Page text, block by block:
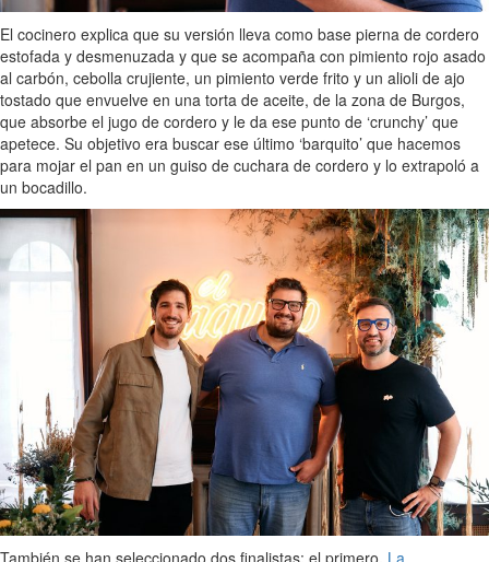
El cocinero explica que su versión lleva como base pierna de cordero
estofada y desmenuzada y que se acompaña con pimiento rojo asado
al carbón, cebolla crujiente, un pimiento verde frito y un alioli de ajo
tostado que envuelve en una torta de aceite, de la zona de Burgos,
que absorbe el jugo de cordero y le da ese punto de ‘crunchy’ que
apetece. Su objetivo era buscar ese último ‘barquito’ que hacemos
para mojar el pan en un guiso de cuchara de cordero y lo extrapoló a
un bocadillo.
También se han seleccionado dos finalistas: el primero, La